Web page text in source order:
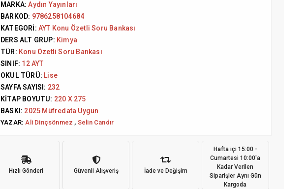
MARKA:Aydın Yayınları
BARKOD: 9786258104684
KATEGORI: AYT Konu Özetli Soru Bankası
DERS ALT GRUP: Kimya
TÜR: Konu Özetli Soru Bankası
SINIF: 12 AYT
OKUL TÜRÜ: Lise
SAYFA SAYISI: 232
KITAP BOYUTU: 220 X 275
BASKI: 2025 Müfredata Uygun
YAZAR:Ali Dinçsönmez , Selin Candır
Hızlı Gönderi Güvenli Alışveriş İade ve Değişim
Hafta içi 15:00 -
Cumartesi 10:00'a
Kadar Verilen
Siparişler Aynı Gün
Kargoda